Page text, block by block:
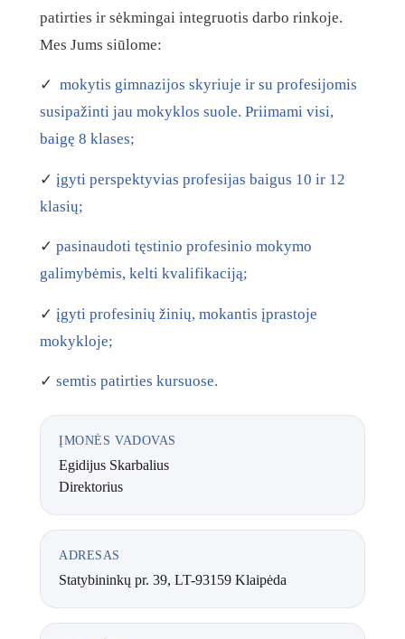
patirties ir sėkmingai integruotis darbo rinkoje.
Mes Jums siūlome:
✓ mokytis gimnazijos skyriuje ir su profesijomis
susipažinti jau mokyklos suole. Priimami visi,
baigę 8 klases;
✓ įgyti perspektyvias profesijas baigus 10 ir 12
klasių;
✓ pasinaudoti tęstinio profesinio mokymo
galimybėmis, kelti kvalifikaciją;
✓ įgyti profesinių žinių, mokantis įprastoje
mokykloje;
✓ semtis patirties kursuose.
ĮMONĖS VADOVAS
Egidijus Skarbalius
Direktorius
ADRESAS
Statybininkų pr. 39, LT-93159 Klaipėda